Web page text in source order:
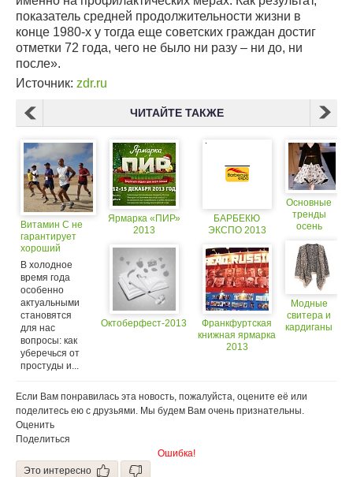
показатель средней продолжительности жизни в
конце 1980-х у тогда еще советских граждан достиг
отметки 72 года, чего не было ни разу – ни до, ни
после».
Источник: zdr.ru
ЧИТАЙТЕ ТАКЖЕ
Витамин С не
гарантирует
хороший
иммунитет,
если вы не
занимаетесь
спортом
В холодное
время года
особенно
актуальными
становятся
для нас
вопросы: как
уберечься от
простуды и...
Ярмарка «ПИР»
2013
Октоберфест-2013
БАРБЕКЮ
ЭКСПО 2013
Франкфуртская
книжная ярмарка
2013
Основные
тренды
осень
Модные
свитера и
кардиганы
Если Вам понравилась эта новость, пожалуйста, оцените её или
поделитесь ею с друзьями. Мы будем Вам очень признательны.
Оценить
Поделиться
Ошибка!
Это интересно